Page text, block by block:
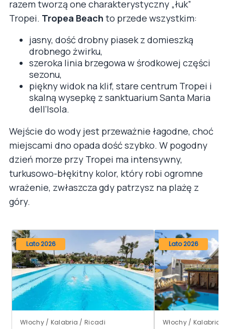
razem tworzą one charakterystyczny „łuk”
Tropei. Tropea Beach to przede wszystkim:
jasny, dość drobny piasek z domieszką
drobnego żwirku,
szeroka linia brzegowa w środkowej części
sezonu,
piękny widok na klif, stare centrum Tropei i
skalną wysepkę z sanktuarium Santa Maria
dell’Isola.
Wejście do wody jest przeważnie łagodne, choć
miejscami dno opada dość szybko. W pogodny
dzień morze przy Tropei ma intensywny,
turkusowo-błękitny kolor, który robi ogromne
wrażenie, zwłaszcza gdy patrzysz na plażę z
góry.
Lato 2026
Włochy / Kalabria / Ricadi
Lato 2026
Włochy / Kalabria